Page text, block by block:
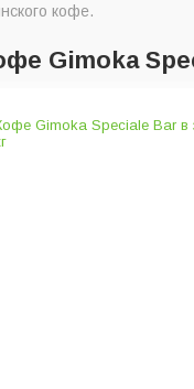
кофе.
Gimoka